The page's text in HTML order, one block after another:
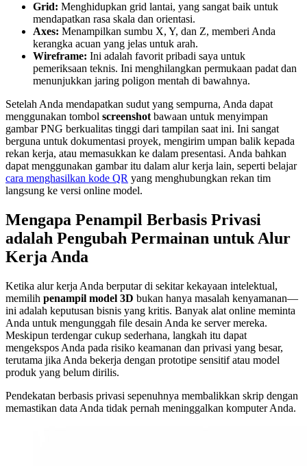
Grid: Menghidupkan grid lantai, yang sangat baik untuk
mendapatkan rasa skala dan orientasi.
Axes: Menampilkan sumbu X, Y, dan Z, memberi Anda
kerangka acuan yang jelas untuk arah.
Wireframe: Ini adalah favorit pribadi saya untuk
pemeriksaan teknis. Ini menghilangkan permukaan padat dan
menunjukkan jaring poligon mentah di bawahnya.
Setelah Anda mendapatkan sudut yang sempurna, Anda dapat
menggunakan tombol screenshot bawaan untuk menyimpan
gambar PNG berkualitas tinggi dari tampilan saat ini. Ini sangat
berguna untuk dokumentasi proyek, mengirim umpan balik kepada
rekan kerja, atau memasukkan ke dalam presentasi. Anda bahkan
dapat menggunakan gambar itu dalam alur kerja lain, seperti belajar
cara menghasilkan kode QR yang menghubungkan rekan tim
langsung ke versi online model.
Mengapa Penampil Berbasis Privasi
adalah Pengubah Permainan untuk Alur
Kerja Anda
Ketika alur kerja Anda berputar di sekitar kekayaan intelektual,
memilih penampil model 3D bukan hanya masalah kenyamanan—
ini adalah keputusan bisnis yang kritis. Banyak alat online meminta
Anda untuk mengunggah file desain Anda ke server mereka.
Meskipun terdengar cukup sederhana, langkah itu dapat
mengekspos Anda pada risiko keamanan dan privasi yang besar,
terutama jika Anda bekerja dengan prototipe sensitif atau model
produk yang belum dirilis.
Pendekatan berbasis privasi sepenuhnya membalikkan skrip dengan
memastikan data Anda tidak pernah meninggalkan komputer Anda.